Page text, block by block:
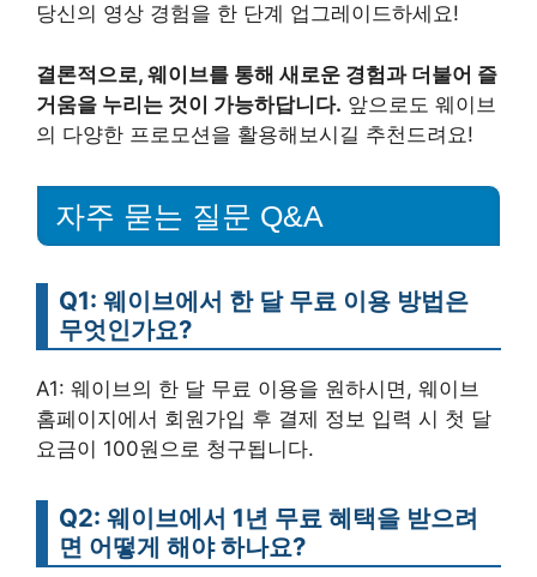
당신의 영상 경험을 한 단계 업그레이드하세요!
결론적으로, 웨이브를 통해 새로운 경험과 더불어 즐
거움을 누리는 것이 가능하답니다. 앞으로도 웨이브
의 다양한 프로모션을 활용해보시길 추천드려요!
자주 묻는 질문 Q&A
Q1: 웨이브에서 한 달 무료 이용 방법은
무엇인가요?
A1: 웨이브의 한 달 무료 이용을 원하시면, 웨이브
홈페이지에서 회원가입 후 결제 정보 입력 시 첫 달
요금이 100원으로 청구됩니다.
Q2: 웨이브에서 1년 무료 혜택을 받으려
면 어떻게 해야 하나요?